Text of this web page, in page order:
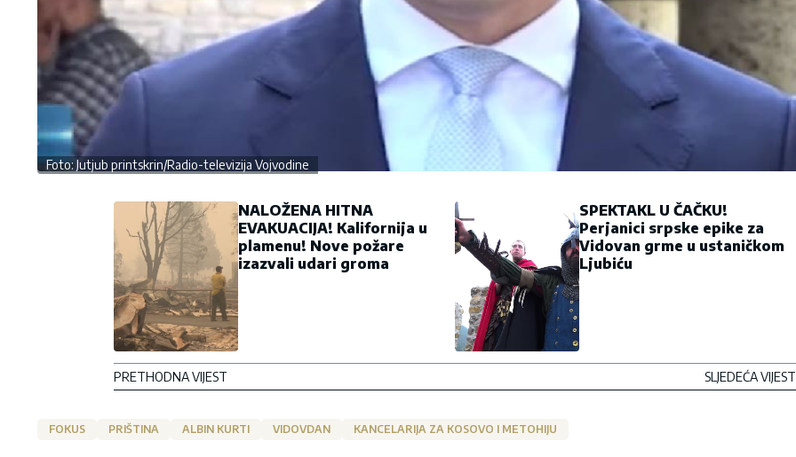
Foto: Jutjub printskrin/Radio-televizija Vojvodine
NALOŽENA HITNA
EVAKUACIJA! Kalifornija u
plamenu! Nove požare
izazvali udari groma
PRETHODNA VIJEST
SPEKTAKL U ČAČKU!
Perjanici srpske epike za
Vidovan grme u ustaničkom
Ljubiću
SLJEDEĆA VIJEST
FOKUS PRIŠTINA ALBIN KURTI VIDOVDAN KANCELARIJA ZA KOSOVO I METOHIJU